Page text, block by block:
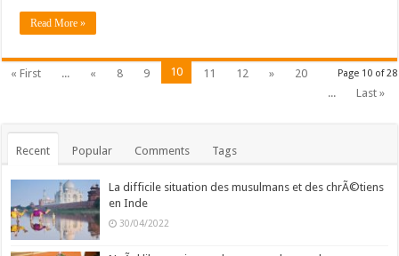
Read More »
Page 10 of 28
« First ... « 8 9 10 11 12 »
20
...
Last »
Recent Popular Comments Tags
La difficile situation des musulmans et des chrÃ©tiens
en Inde
30/04/2022